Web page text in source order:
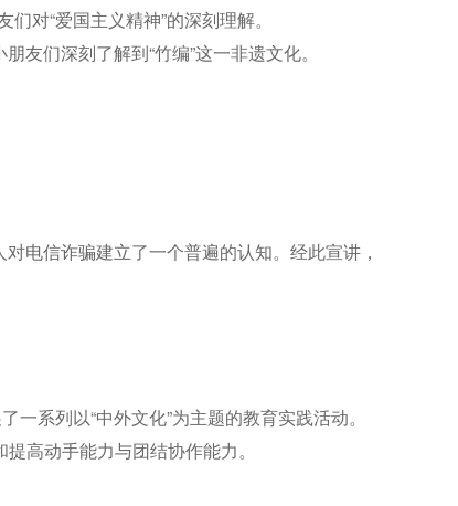
对“爱国主义精神”的深刻理解。
友们深刻了解到“竹编”这一非遗文化。
电信诈骗建立了一个普遍的认知。经此宣讲，
系列以“中外文化”为主题的教育实践活动。
高动手能力与团结协作能力。